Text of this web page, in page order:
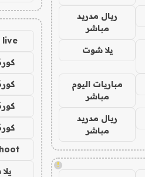
ريال مدريد
مباشر
يلا شوت
مباريات اليوم
مباشر
ريال مدريد
مباشر
!
live